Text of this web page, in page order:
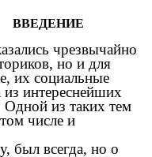
чрезвычайно
но и для
их социальные
интереснейших
Одной из таких тем
числе и
был всегда, но о